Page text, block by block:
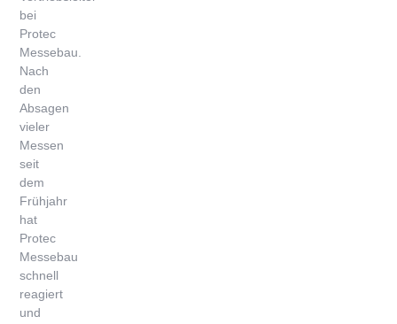
bei
Protec
Messebau.
Nach
den
Absagen
vieler
Messen
seit
dem
Frühjahr
hat
Protec
Messebau
schnell
reagiert
und